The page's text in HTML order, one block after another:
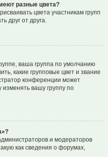
разные цвета?
цвета участникам групп
друг от друга.
ваша группа по умолчанию
какие групповые цвет и звание
конференции может
вашу группу по
и модераторов
как сведения о форумах,